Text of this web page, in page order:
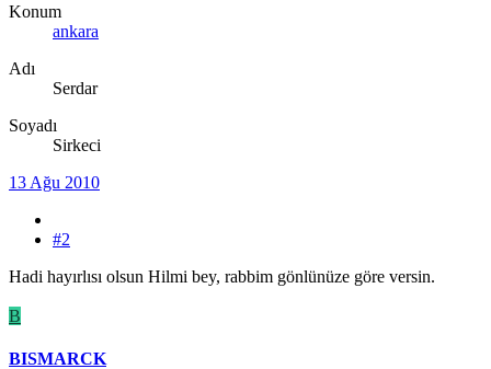
Konum
ankara
Adı
Serdar
Soyadı
Sirkeci
13 Ağu 2010
#2
Hadi hayırlısı olsun Hilmi bey, rabbim gönlünüze göre versin.
B
BISMARCK